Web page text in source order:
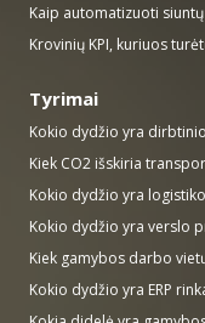
Kaip automatizuoti
Krovinių KPI, kuriuos
Tyrimai
Kokio dydžio yra
Kiek CO2 išskiria
Kokio dydžio yra
Kokio dydžio yra verslo
Kiek gamybos darbo
Kokio dydžio yra ERP